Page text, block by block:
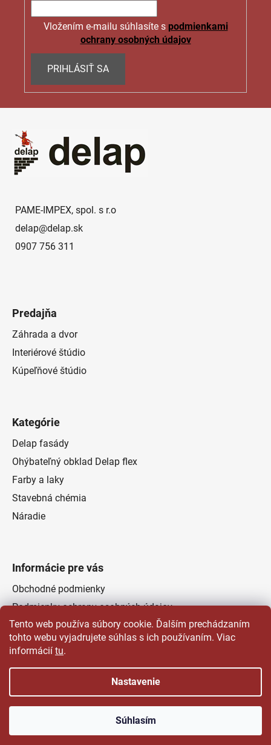
Tento web používa súbory cookie. Ďalším prechádzaním
tohto webu vyjadrujete súhlas s ich používaním. Viac
informácií tu.
Nastavenie
Súhlasím
Vložením e-mailu súhlasíte s podmienkami
ochrany osobných údajov
PRIHLÁSIŤ SA
PAME-IMPEX, spol. s r.o
delap@delap.sk
0907 756 311
Predajňa
Záhrada a dvor
Interiérové štúdio
Kúpeľňové štúdio
Kategórie
Delap fasády
Ohýbateľný obklad Delap flex
Farby a laky
Stavebná chémia
Náradie
Informácie pre vás
Obchodné podmienky
Podmienky ochrany osobných údajov
Odstúpenie od zmluvy
Kontakty
Vytvoril Shoptet a
Adatelier
Čertovsky dobré farby laky | Delap.sk
Všetky práva vyhradené.